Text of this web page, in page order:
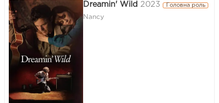
Dreamin' Wild 2023 Головна роль
Nancy